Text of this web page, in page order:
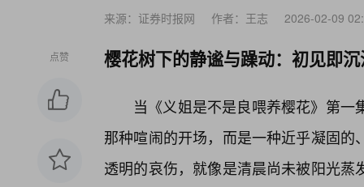
来源：证券时报网 作者：王志 2026-02-09
点赞 樱花树下的静谧与躁动：初见即
当《义姐是不是良喂养樱花》第
那种喧闹的开场，而是一种近乎凝固
透明的哀伤，就像是清晨尚未被阳光